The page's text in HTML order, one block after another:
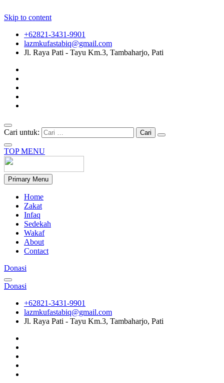
Skip to content
+62821-3431-9901
lazmkufastabiq@gmail.com
Jl. Raya Pati - Tayu Km.3, Tambaharjo, Pati
Cari untuk:
TOP MENU
Primary Menu
Home
Zakat
Infaq
Sedekah
Wakaf
About
Contact
Donasi
Donasi
+62821-3431-9901
lazmkufastabiq@gmail.com
Jl. Raya Pati - Tayu Km.3, Tambaharjo, Pati